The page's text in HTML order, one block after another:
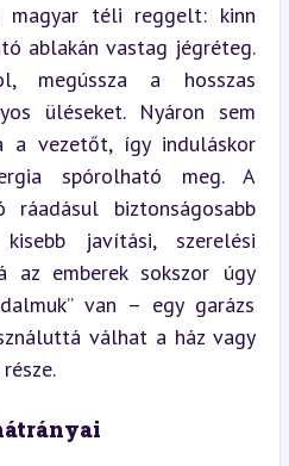
magyar téli reggelt: kinn
ablakán vastag jégréteg.
megússza a hosszas
üléseket. Nyáron sem
a vezetőt, így induláskor
spórolható meg. A
biztonságosabb
javítási, szerelési
az emberek sokszor úgy
van – egy garázs
válhat a ház vagy